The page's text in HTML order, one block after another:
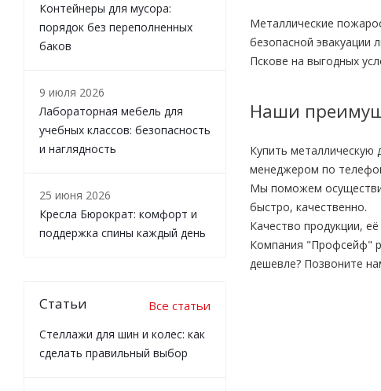
Металлические
безопасной эвакуации
Пскове на выгодных
Наши
Купить металлическую
менеджером по
Мы поможем
быстро, качественно.
Качество продукции,
Компания "Профсейф"
дешевле? Позвоните
Контейнеры для мусора:
порядок без переполненных
баков
9 июля 2026
Лабораторная мебель для
учебных классов: безопасность
и наглядность
25 июня 2026
Кресла Бюрократ: комфорт и
поддержка спины каждый день
Статьи Все статьи
Стеллажи для шин и колес: как
сделать правильный выбор